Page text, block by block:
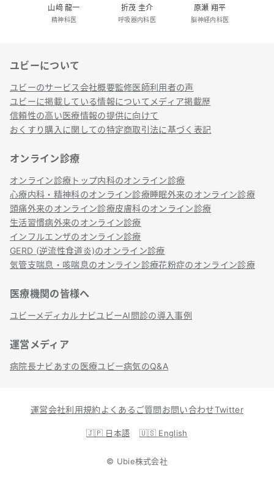
山﨑 龍一
精神科医
折茂 圭介
呼吸器内科医
原瀬 翔平
脳神経内科医
リンク
ユビーについて
ユビーのサービス会社概要監修医師利用者の声
ユビーに掲載している情報について メディア掲載歴
信頼性の高い医療情報の提供に向けて
おくすり購入に関しての特定商取引法に基づく表記
オンライン診療
オンライン診療トップ内科のオンライン診療
心療内科・精神科のオンライン診療睡眠外来のオンライン診療
頭痛外来のオンライン診療皮膚科のオンライン診療
生活習慣病外来のオンライン診療
インフルエンザのオンライン診療
GERD (逆流性食道炎)のオンライン診療
気管支喘息・咳喘息のオンライン診療花粉症のオンライン診療
医療機関の皆様へ
ユビーメディカルナビユビーAI問診の導入事例
運営メディア
病院長ナビあすの医療ユビー病気のQ&A
運営会社利用規約 よくあるご質問お問い合わせTwitter
🇯🇵 日本語 🇺🇸 English
© Ubie株式会社